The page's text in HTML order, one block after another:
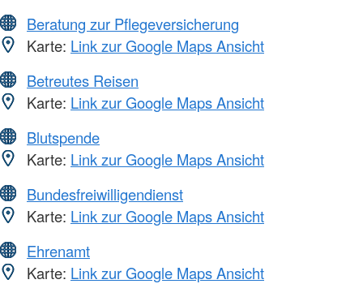
Beratung zur Pflegeversicherung
Karte: Link zur Google Maps Ansicht
Betreutes Reisen
Karte: Link zur Google Maps Ansicht
Blutspende
Karte: Link zur Google Maps Ansicht
Bundesfreiwilligendienst
Karte: Link zur Google Maps Ansicht
Ehrenamt
Karte: Link zur Google Maps Ansicht